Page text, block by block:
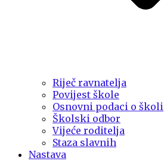
Riječ ravnatelja
Povijest škole
Osnovni podaci o školi
Školski odbor
Vijeće roditelja
Staza slavnih
Nastava